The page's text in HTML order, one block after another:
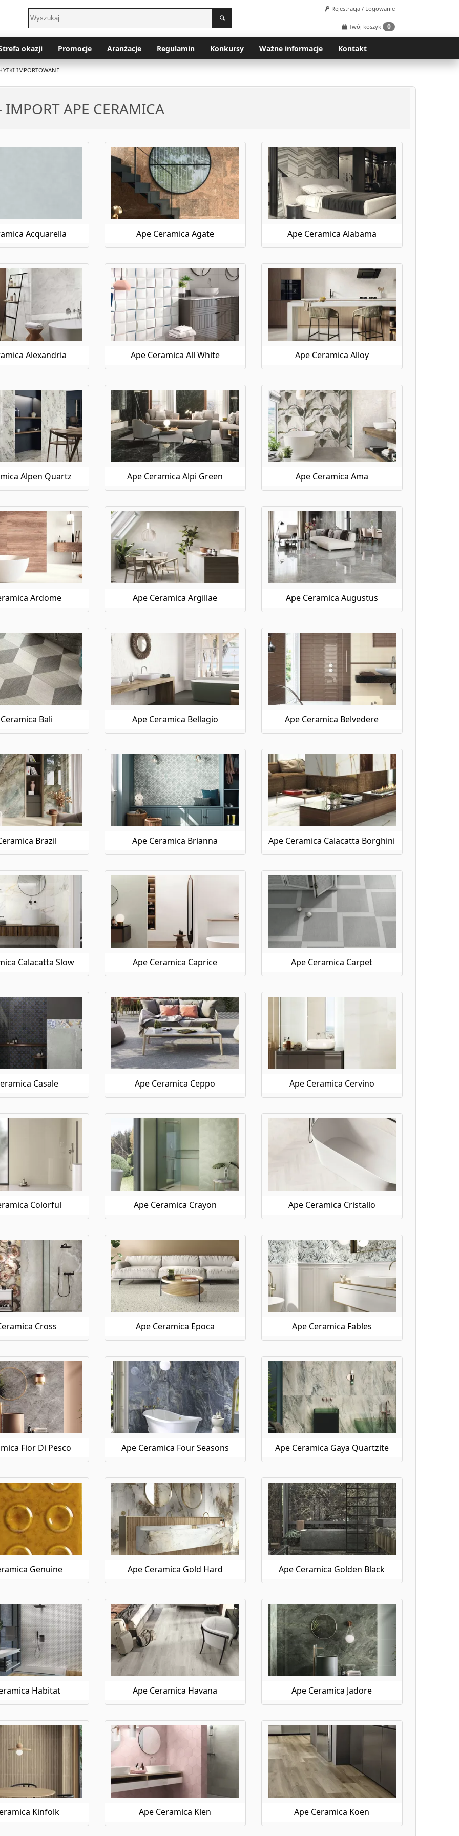
Rejestracja / Logowanie
Twój koszyk 0
okazji Promocje Aranżacje Regulamin Konkursy Ważne informacje Kontakt
IMPORTOWANE
IMPORT APE CERAMICA
Acquarella Ape Ceramica Agate Ape Ceramica Alabama
Alexandria Ape Ceramica All White Ape Ceramica Alloy
Alpen Quartz Ape Ceramica Alpi Green Ape Ceramica Ama
Ardome Ape Ceramica Argillae Ape Ceramica Augustus
Bali Ape Ceramica Bellagio Ape Ceramica Belvedere
Brazil Ape Ceramica Brianna Ape Ceramica Calacatta Borghini
Calacatta Slow Ape Ceramica Caprice Ape Ceramica Carpet
Casale Ape Ceramica Ceppo Ape Ceramica Cervino
Colorful Ape Ceramica Crayon Ape Ceramica Cristallo
Cross Ape Ceramica Epoca Ape Ceramica Fables
Fior Di Pesco Ape Ceramica Four Seasons Ape Ceramica Gaya Quartzite
Genuine Ape Ceramica Gold Hard Ape Ceramica Golden Black
Habitat Ape Ceramica Havana Ape Ceramica Jadore
Kinfolk Ape Ceramica Klen Ape Ceramica Koen